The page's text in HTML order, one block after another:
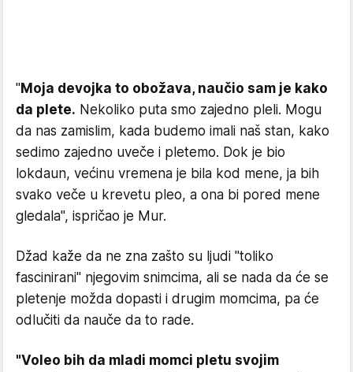
"Moja devojka to obožava, naučio sam je kako
da plete. Nekoliko puta smo zajedno pleli. Mogu
da nas zamislim, kada budemo imali naš stan, kako
sedimo zajedno uveče i pletemo. Dok je bio
lokdaun, većinu vremena je bila kod mene, ja bih
svako veče u krevetu pleo, a ona bi pored mene
gledala", ispričao je Mur.
Džad kaže da ne zna zašto su ljudi "toliko
fascinirani" njegovim snimcima, ali se nada da će se
pletenje možda dopasti i drugim momcima, pa će
odlučiti da nauče da to rade.
"Voleo bih da mladi momci pletu svojim